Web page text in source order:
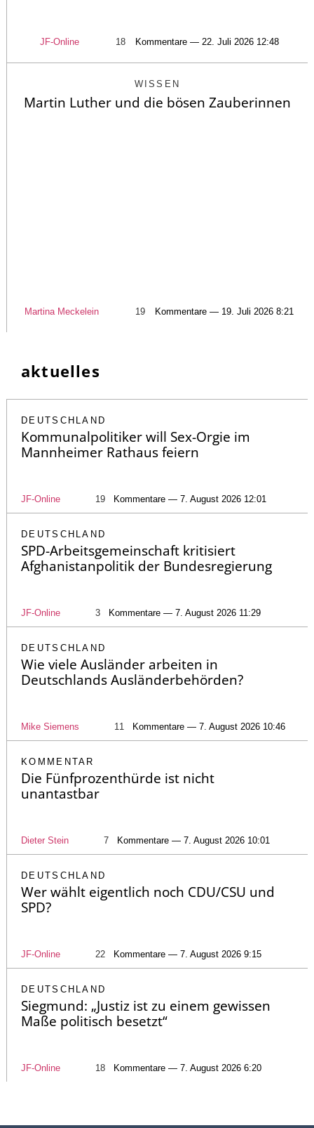
JF-Online 18 Kommentare — 22. Juli 2026 12:48
WISSEN
Martin Luther und die bösen Zauberinnen
Martina Meckelein 19 Kommentare — 19. Juli 2026 8:21
aktuelles
DEUTSCHLAND
Kommunalpolitiker will Sex-Orgie im
Mannheimer Rathaus feiern
JF-Online 19 Kommentare — 7. August 2026 12:01
DEUTSCHLAND
SPD-Arbeitsgemeinschaft kritisiert
Afghanistanpolitik der Bundesregierung
JF-Online 3 Kommentare — 7. August 2026 11:29
DEUTSCHLAND
Wie viele Ausländer arbeiten in
Deutschlands Ausländerbehörden?
Mike Siemens 11 Kommentare — 7. August 2026 10:46
KOMMENTAR
Die Fünfprozenthürde ist nicht
unantastbar
Dieter Stein 7 Kommentare — 7. August 2026 10:01
DEUTSCHLAND
Wer wählt eigentlich noch CDU/CSU und
SPD?
JF-Online 22 Kommentare — 7. August 2026 9:15
DEUTSCHLAND
Siegmund: „Justiz ist zu einem gewissen
Maße politisch besetzt“
JF-Online 18 Kommentare — 7. August 2026 6:20